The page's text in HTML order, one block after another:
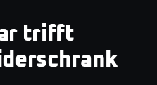
trifft